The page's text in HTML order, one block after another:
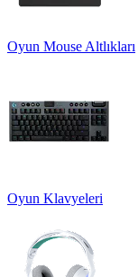
Oyun Mouse Altlıkları
Oyun Klavyeleri